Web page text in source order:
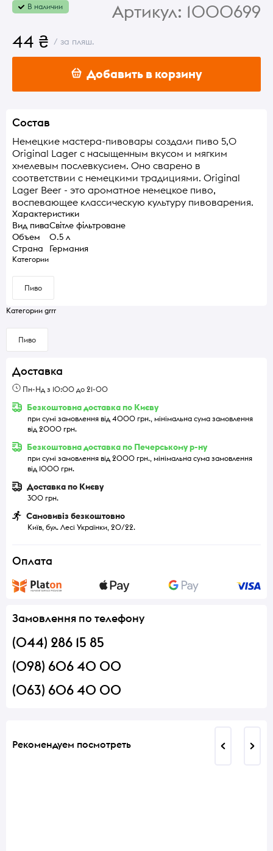
В наличии Артикул: 1000699
44 ₴ / за пляш.
Добавить в корзину
Состав
Немецкие мастера-пивовары создали пиво 5,0
Original Lager с насыщенным вкусом и мягким
хмелевым послевкусием. Оно сварено в
соответствии с немецкими традициями. Original
Lager Beer - это ароматное немецкое пиво,
воспевающее классическую культуру пивоварения.
Характеристики
Вид пиваСвітле фільтроване
Объем
0.5 л
Страна
Германия
Категории
Пиво
Категории grrr
Пиво
Доставка
Пн-Нд з 10:00 до 21-00
Безкоштовна доставка по Києву
при сумі замовлення від 4000 грн., мінімальна сума замовлення
від 2000 грн.
Безкоштовна доставка по Печерському р-ну
при сумі замовлення від 2000 грн., мінімальна сума замовлення
від 1000 грн.
Доставка по Києву
300 грн.
Самовивіз безкоштовно
Київ, бул. Лесі Українки, 20/22.
Оплата
Замовлення по телефону
(044) 286 15 85
(098) 606 40 00
(063) 606 40 00
Рекомендуем посмотреть